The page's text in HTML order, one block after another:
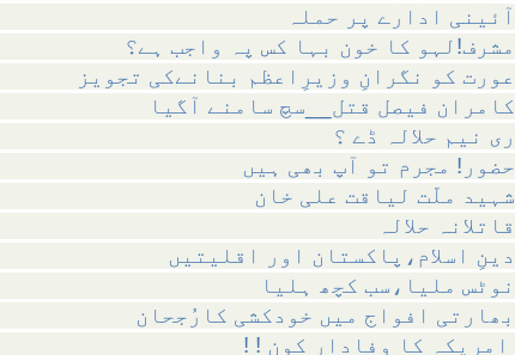
آئینی ادارے پر حملہ
مشرف!لہو کا خون بہا کس پہ واجب ہے؟
عورت کو نگرانِ وزیرِاعظم بنانےکی تجویز
کامران فیصل قتل__سچ سامنے آگیا
ری نیم حلالہ ڈے ؟
حضور! مجرم تو آپ بھی ہیں
شہید ملّت لیاقت علی خان
قاتلانہ حلالہ
دینِ اسلام،پاکستان اور اقلیتیں
نوٹس ملیا،سب کچھ ہلیا
بھارتی افواج میں خودکشی کارُجحان